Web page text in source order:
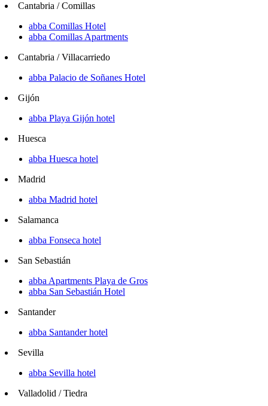
Cantabria / Comillas
abba Comillas Hotel
abba Comillas Apartments
Cantabria / Villacarriedo
abba Palacio de Soñanes Hotel
Gijón
abba Playa Gijón hotel
Huesca
abba Huesca hotel
Madrid
abba Madrid hotel
Salamanca
abba Fonseca hotel
San Sebastián
abba Apartments Playa de Gros
abba San Sebastián Hotel
Santander
abba Santander hotel
Sevilla
abba Sevilla hotel
Valladolid / Tiedra